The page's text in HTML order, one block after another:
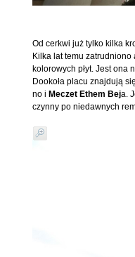
Od cerkwi już tylko kilka
Kilka lat temu
kolorowych płyt. Jest ona
Dookoła placu znajdują
no i Meczet Ethem Beja.
czynny po niedawnych